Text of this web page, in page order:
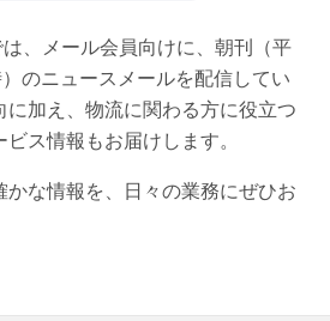
、メール会員向けに、朝刊（平
のニュースメールを配信してい
に加え、物流に関わる方に役立つ
ス情報もお届けします。
かな情報を、日々の業務にぜひお